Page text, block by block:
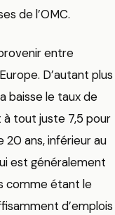
de l’OMC.
entre
D’autant plus
baisse le taux de
à tout juste 7,5 pour
20 ans, inférieur au
est généralement
comme étant le
d’emplois